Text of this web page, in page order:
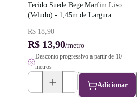
Tecido Suede Bege Marfim Liso
(Veludo) - 1,45m de Largura
R$ 18,90
R$ 13,90/metro
Desconto progressivo a partir de 10
metros
Adicionar